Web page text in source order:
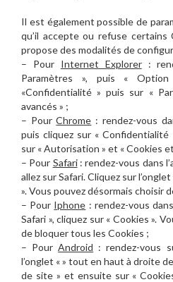
Il est également possible de
qu’il accepte ou refuse certains
propose des modalités de
– Pour Internet Explorer:
Paramètres », puis «
«Confidentialité » puis sur «
avancés » ;
– PourChrome : rendez-vous
puis cliquez sur «
sur « Autorisation » et « Cookies
– Pour Safari: rendez-vous dans
allez sur Safari. Cliquez sur
». Vous pouvez désormais choisir
– Pour Iphone : rendez-vous
Safari », cliquez sur « Cookies ».
de bloquer tous les Cookies ;
– PourAndroid : rendez-vous
l’onglet « » tout en haut à droite
de site » et ensuite sur «